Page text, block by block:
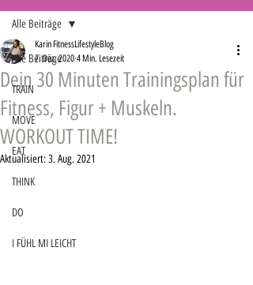
Alle Beiträge
TRAIN
MOVE
EAT
THINK
DO
I FÜHL MI LEICHT
Alle Beiträge
Dein 30 Minuten Trainingsplan für
Fitness, Figur + Muskeln.
WORKOUT TIME!
Karin FitnessLifestyleBlog
7. Dez. 2020 4 Min. Lesezeit
Aktualisiert:3. Aug. 2021